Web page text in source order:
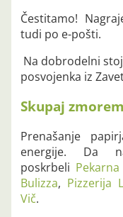
Čestitamo!
tudi po e-pošti.
Na dobrodelni
posvojenka iz
Skupaj
Prenašanje
energije. Da
poskrbeli
Bulizza, Pizzerija
Vič.